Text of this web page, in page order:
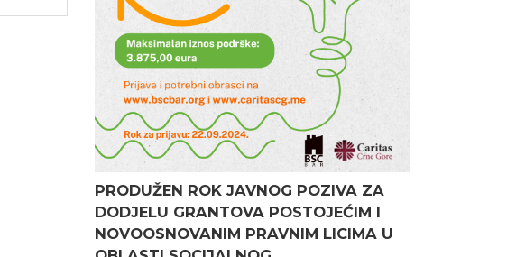
PRODUŽEN ROK JAVNOG POZIVA ZA
DODJELU GRANTOVA POSTOJEĆIM I
NOVOOSNOVANIM PRAVNIM LICIMA U